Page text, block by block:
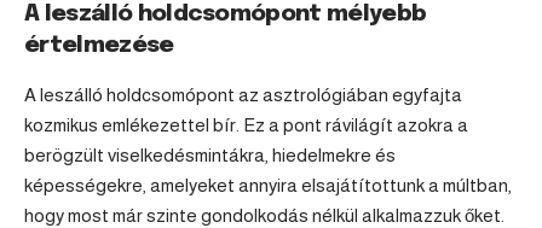
A leszálló holdcsomópont mélyebb
értelmezése
A leszálló holdcsomópont az asztrológiában egyfajta
kozmikus emlékezettel bír. Ez a pont rávilágít azokra a
berögzült viselkedésmintákra, hiedelmekre és
képességekre, amelyeket annyira elsajátítottunk a múltban,
hogy most már szinte gondolkodás nélkül alkalmazzuk őket.